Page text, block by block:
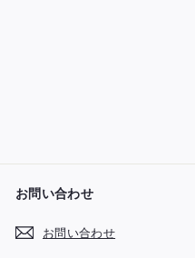
お問い合わせ
お問い合わせ